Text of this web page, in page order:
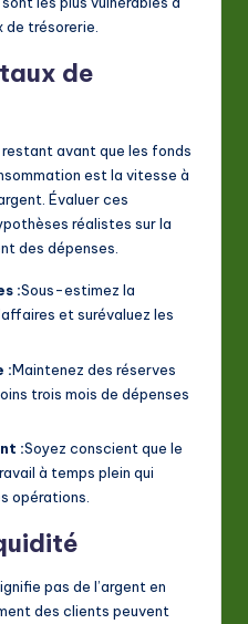
de trésorerie.
de
avant que les fonds
est la vitesse à
Évaluer ces
réalistes sur la
des dépenses.
:Sous-estimez la
et surévaluez les
:Maintenez des réserves
trois mois de dépenses
:Soyez conscient que le
à temps plein qui
opérations.
pas de l’argent en
des clients peuvent